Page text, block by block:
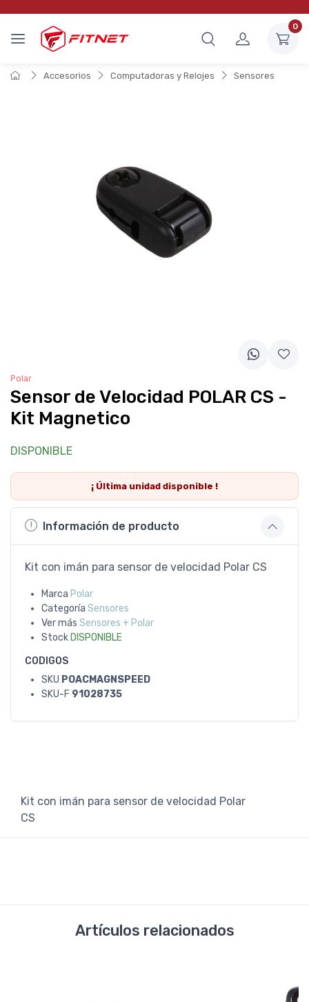
0
Accesorios Computadoras y Relojes Sensores
Polar
Sensor de Velocidad POLAR CS -
Kit Magnetico
DISPONIBLE
¡ Última unidad disponible !
Información de producto
Kit con imán para sensor de velocidad Polar CS
Marca Polar
Categoría Sensores
Ver más Sensores + Polar
Stock DISPONIBLE
CODIGOS
SKU POACMAGNSPEED
SKU-F 91028735
Kit con imán para sensor de velocidad Polar
CS
Artículos relacionados